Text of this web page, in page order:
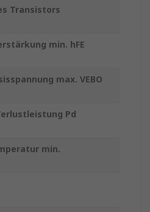
Transistors
min. hFE
max. VEBO
Pd
min.